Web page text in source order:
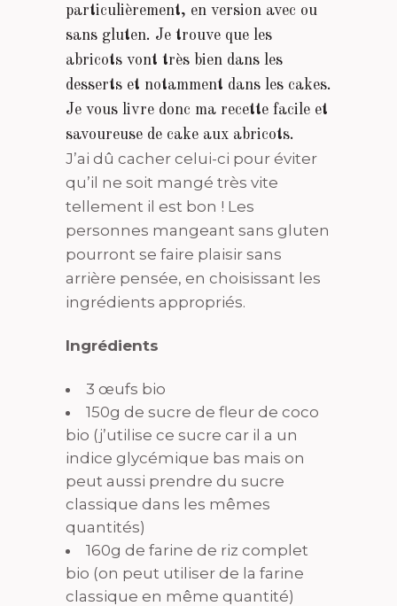
particulièrement, en version avec ou
sans gluten. Je trouve que les
abricots vont très bien dans les
desserts et notamment dans les cakes.
Je vous livre donc ma recette facile et
savoureuse de cake aux abricots.
J’ai dû cacher celui-ci pour éviter
qu’il ne soit mangé très vite
tellement il est bon ! Les
personnes mangeant sans gluten
pourront se faire plaisir sans
arrière pensée, en choisissant les
ingrédients appropriés.
Ingrédients
3 œufs bio
150g de sucre de fleur de coco
bio (j’utilise ce sucre car il a un
indice glycémique bas mais on
peut aussi prendre du sucre
classique dans les mêmes
quantités)
160g de farine de riz complet
bio (on peut utiliser de la farine
classique en même quantité)